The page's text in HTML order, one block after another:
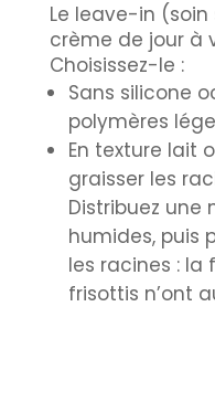
Le leave-in
crème de jour à
Choisissez-le :
Sans silicone
polymères
En texture lait
graisser les
Distribuez une
humides, puis
les racines : la
frisottis n’ont